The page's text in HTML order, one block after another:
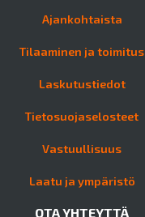
Ajankohtaista
Tilaaminen ja toimitus
Laskutustiedot
Tietosuojaselosteet
Vastuullisuus
Laatu ja ympäristö
OTA YHTEYTTÄ